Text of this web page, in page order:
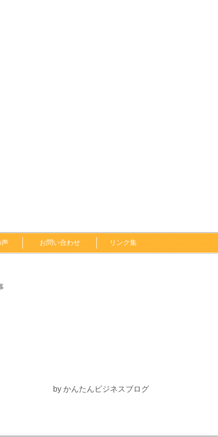
声 お問い合わせ リンク集
by かんたんビジネスブログ